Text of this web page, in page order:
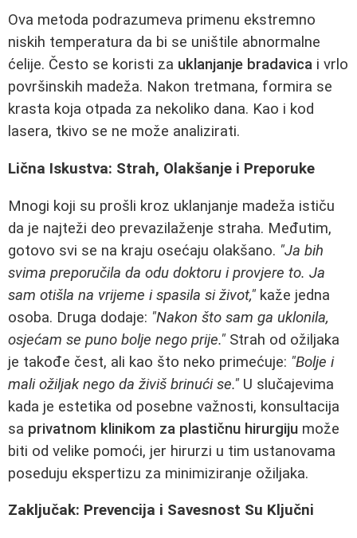
Ova metoda podrazumeva primenu ekstremno
niskih temperatura da bi se uništile abnormalne
ćelije. Često se koristi za uklanjanje bradavica i vrlo
površinskih madeža. Nakon tretmana, formira se
krasta koja otpada za nekoliko dana. Kao i kod
lasera, tkivo se ne može analizirati.
Lična Iskustva: Strah, Olakšanje i Preporuke
Mnogi koji su prošli kroz uklanjanje madeža ističu
da je najteži deo prevazilaženje straha. Međutim,
gotovo svi se na kraju osećaju olakšano. "Ja bih
svima preporučila da odu doktoru i provjere to. Ja
sam otišla na vrijeme i spasila si život," kaže jedna
osoba. Druga dodaje: "Nakon što sam ga uklonila,
osjećam se puno bolje nego prije." Strah od ožiljaka
je takođe čest, ali kao što neko primećuje: "Bolje i
mali ožiljak nego da živiš brinući se." U slučajevima
kada je estetika od posebne važnosti, konsultacija
sa privatnom klinikom za plastičnu hirurgiju može
biti od velike pomoći, jer hirurzi u tim ustanovama
poseduju ekspertizu za minimiziranje ožiljaka.
Zaključak: Prevencija i Savesnost Su Ključni